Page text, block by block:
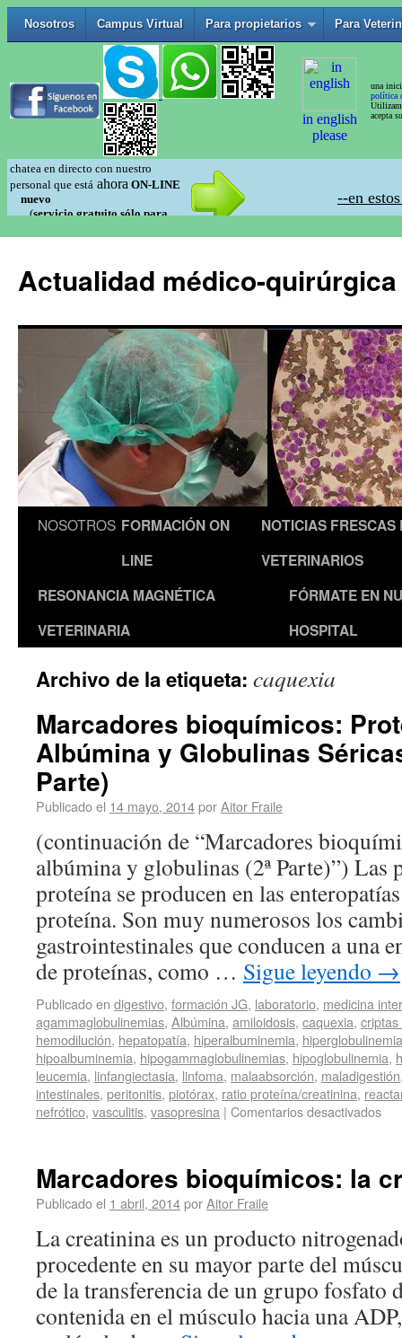
Actualidad médico-
NOSOTROS FORMACIÓN ON
LINE
NOTICIAS FRESCAS
VETERINARIOS
RESONANCIA MAGNÉTICA
VETERINARIA
FÓRMATE EN
HOSPITAL
Archivo de la etiqueta: caquexia
Marcadores bioquímicos:
Albúmina y Globulinas
Parte)
Publicado el 14 mayo, 2014porAitor Fraile
(continuación de “Marcadores
albúmina y globulinas (2ª Parte)”) Las
proteína se producen en las
proteína. Son muy numerosos los
gastrointestinales que conducen a una
de proteínas, como … Sigue leyendo →
Publicado en digestivo, formación JG, laboratorio, medicina
agammaglobulinemias, Albúmina, amiloidosis, caquexia,
hemodilución, hepatopatía, hiperalbuminemia, hiperglobulinemia
hipoalbuminemia, hipogammaglobulinemias, hipoglobulinemia,
leucemia, linfangiectasia, linfoma, malaabsorción, maladigestión
intestinales, peritonitis, piotórax, ratio proteína/creatinina,
nefrótico, vasculitis, vasopresina | Comentarios desactivados
Marcadores bioquímicos: la
Publicado el 1 abril, 2014porAitor Fraile
La creatinina es un producto
procedente en su mayor parte del
de la transferencia de un grupo fosfato
contenida en el músculo hacia una